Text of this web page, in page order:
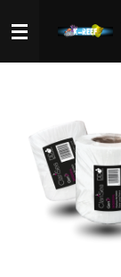
direct